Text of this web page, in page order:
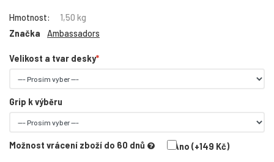
Hmotnost:
1,50 kg
Značka
Ambassadors
Velikost a tvar desky
Grip k výběru
Možnost vrácení zboží do 60 dnů Ano (+149 Kč)